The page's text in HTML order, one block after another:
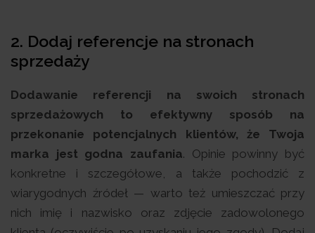
2. Dodaj referencje na stronach
sprzedaży
Dodawanie referencji na swoich stronach
sprzedażowych to efektywny sposób na
przekonanie potencjalnych klientów, że Twoja
marka jest godna zaufania. Opinie powinny być
konkretne i szczegółowe, a także pochodzić z
wiarygodnych źródeł — warto też umieszczać przy
nich imię i nazwisko oraz zdjęcie zadowolonego